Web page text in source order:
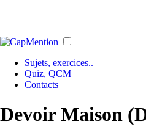
Sujets, exercices..
Quiz, QCM
Contacts
Devoir Maison